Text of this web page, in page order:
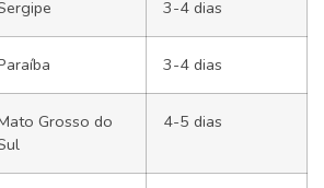
3-4 dias
3-4 dias
Grosso do
4-5 dias